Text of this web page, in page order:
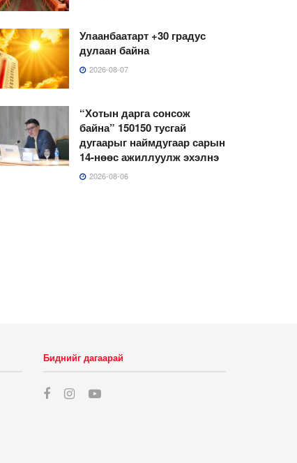
Улаанбаатарт +30 градус
дулаан байна
2026-08-07
“Хотын дарга сонсож
байна” 150150 тусгай
дугаарыг наймдугаар сарын
14-нөөс ажиллуулж эхэлнэ
2026-08-06
Биднийг дагаарай